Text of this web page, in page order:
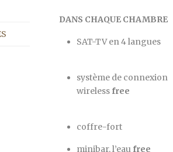
DANS CHAQUE CHAMBRE
SAT-TV en 4 langues
système de connexion
wireless free
coffre-fort
minibar, l’eau free